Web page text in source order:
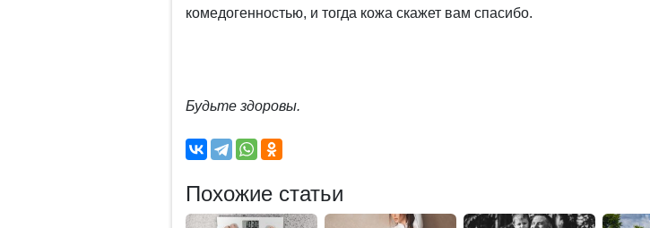
комедогенностью, и тогда кожа скажет вам спасибо.
Будьте здоровы.
Похожие статьи